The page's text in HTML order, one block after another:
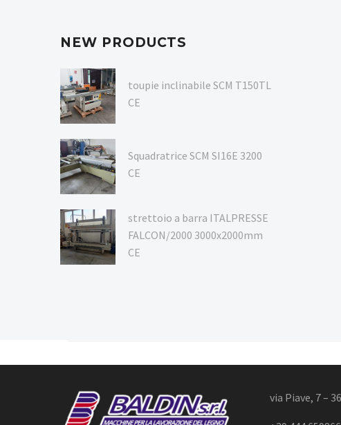
NEW PRODUCTS
toupie inclinabile SCM T150TL
CE
Squadratrice SCM SI16E 3200
CE
strettoio a barra ITALPRESSE
FALCON/2000 3000x2000mm
CE
via Piave, 7 –